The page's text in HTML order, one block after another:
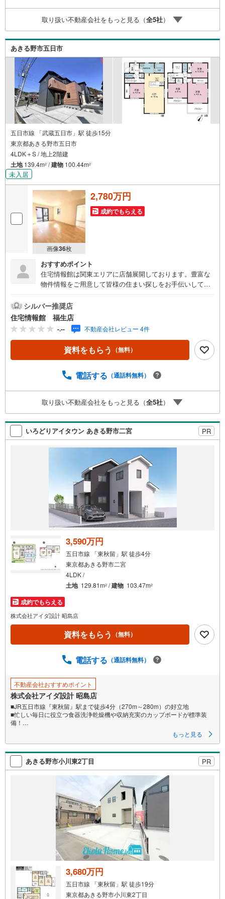
取り扱い不動産会社をもっと見る（全5社）
あきる野市五日市
五日市線 「武蔵五日市」駅 徒歩15分
東京都あきる野市五日市
4LDK＋S / 地上2階建
土地139.4m2 /建物 100.44m2
未入居
画像36枚
2,780万円
成約でもらえる
おすすめポイント
住宅情報館は関東エリアに店舗展開しております。豊富な
物件情報をご用意して皆様の住まい探しをお手伝いしてお
さい。住宅ローン相談会も同時開催中無理のない住宅ロー
ンの試算やご購入の際にかかる諸費用の概算も行っており
ます。しっかりとした資金計画のアドバイスをさせて頂き
ますので、お気軽にご相談ください。
シルバー推奨店
住宅情報館 福生店
-.-- 不動産会社レビュー 4件
資料をもらう （無料）
電話する （通話料無料）
取り扱い不動産会社をもっと見る（全5社）
いろどりアイタウン あきる野市二宮 PR
3,590万円
五日市線 「東秋留」駅 徒歩4分
東京都あきる野市二宮
4LDK /
土地 129.81m2 /建物 103.47m2
成約でもらえる
株式会社アイダ設計 昭島店
資料をもらう （無料）
電話する （通話料無料）
不動産会社おすすめポイント
株式会社アイダ設計 昭島店
■JR五日市線『東秋留』駅まで徒歩4分（270m～280m）の好立地
■忙しい毎日に役立つ食器洗浄乾燥機や収納充実のカップボードが標準装
備！
■LDKと洋室畳敷きは続き間設計。空間を広く利用することができます。
もっと見る
あきる野市小川東2丁目 PR
3,680万円
五日市線 「東秋留」駅 徒歩19分
東京都あきる野市小川東2丁目